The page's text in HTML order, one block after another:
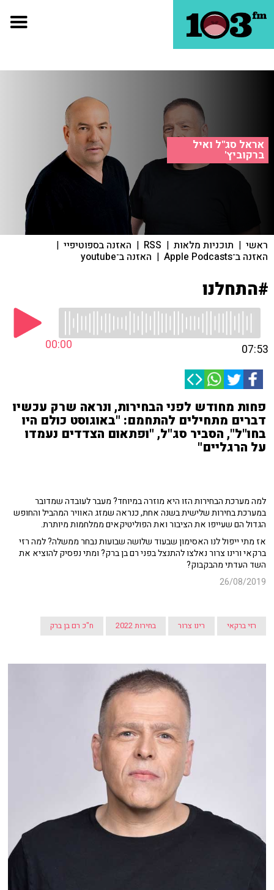
אראל סג"ל ואיל
ברקוביץ'
ראשי | תוכניות מלאות |
RSS
| האזנה בספוטיפיי |
האזנה ב־Apple Podcasts | האזנה ב־youtube
#התחלנו
00:00 07:53
פחות מחודש לפני הבחירות, ונראה שרק עכשיו
דברים מתחילים להתחמם: "באוגוסט כולם היו
בחו"ל", הסביר סג"ל, "ופתאום הצדדים נעמדו
על הרגליים"
למה מערכת הבחירות הזו היא מוזרה במיוחד? מעבר לעובדה שמדובר
במערכת בחירות שלישית בשנה אחת, כנראה שמזג האוויר המהביל והחופש
הגדול הם שעייפו את הציבור ואת הפוליטיקאים ממלחמות מיותרת.
אז מתי ייפול לנו האסימון שבעוד שלושה שבועות נבחר ממשלה? למה רזי
ברקאי ורינו צרור נאלצו להתנצל בפני רם בן ברק? ומתי נפסיק להוציא את
השד העדתי מהבקבוק?
26/08/2019
רזי ברקאי רינו צרור בחירות 2022 ח"כ רם בן ברק